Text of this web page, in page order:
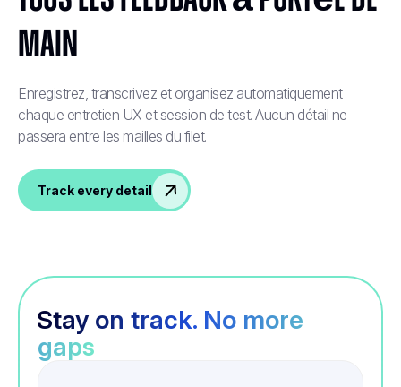
main
Enregistrez, transcrivez et organisez automatiquement
chaque entretien UX et session de test. Aucun détail ne
passera entre les mailles du filet.
Track every detail
Stay on track. No more
gaps